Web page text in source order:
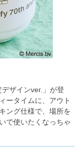
ザインver.」が登
ータイムに、アウト
ング仕様で、場所を
で使いたくなっちゃ